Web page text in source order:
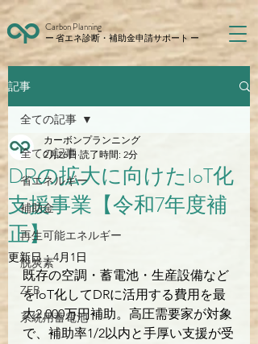
Carbon Planning
ー 省エネ診断・補助金申請サポート ー
記事
全ての記事
省エネルギー
補助金
再生可能エネルギー
脱炭素
ZEB
系統用蓄電池
全ての記事
DRの拡大に向けたIoT化
支援事業【令和7年度補
正】
カーボンプランニング
2月26日 読了時間: 2分
更新日：4月1日
既存の空調・蓄電池・生産設備など
をIoT化してDRに活用する費用を最
大2,000万円補助。高圧需要家が対象
で、補助率1/2以内と手厚い支援が受